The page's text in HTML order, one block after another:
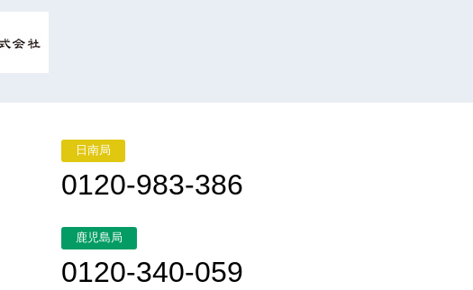
日南局
0120-983-386
鹿児島局
0120-340-059